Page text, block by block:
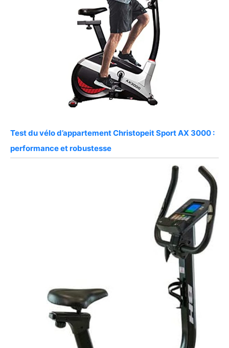
Test du vélo d’appartement Christopeit Sport AX 3000 :
performance et robustesse